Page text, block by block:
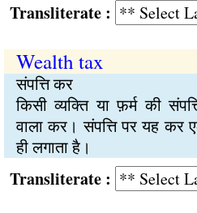
:
Wealth tax
संपत्ति कर
किसी व्यक्ति या फ़र्म की
वाला कर। संपत्ति पर यह कर
ही लगाता है।
: